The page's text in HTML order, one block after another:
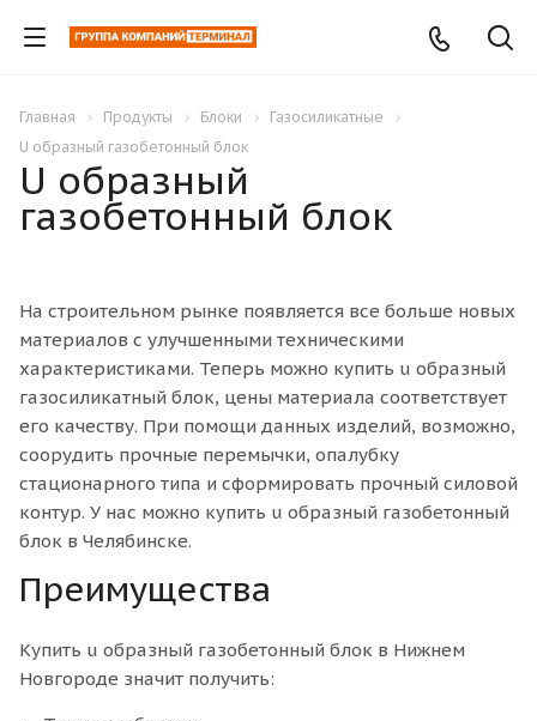
Главная Продукты Блоки
Газосиликатные
U образный газобетонный блок
U образный
газобетонный блок
На строительном рынке появляется все больше новых
материалов с улучшенными техническими
характеристиками. Теперь можно купить u образный
газосиликатный блок, цены материала соответствует
его качеству. При помощи данных изделий, возможно,
соорудить прочные перемычки, опалубку
стационарного типа и сформировать прочный силовой
контур. У нас можно купить u образный газобетонный
блок в Челябинске.
Преимущества
Купить u образный газобетонный блок в Нижнем
Новгороде значит получить: